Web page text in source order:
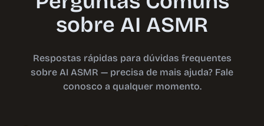
sobre AI ASMR
Respostas rápidas para dúvidas frequentes
sobre AI ASMR — precisa de mais ajuda? Fale
conosco a qualquer momento.